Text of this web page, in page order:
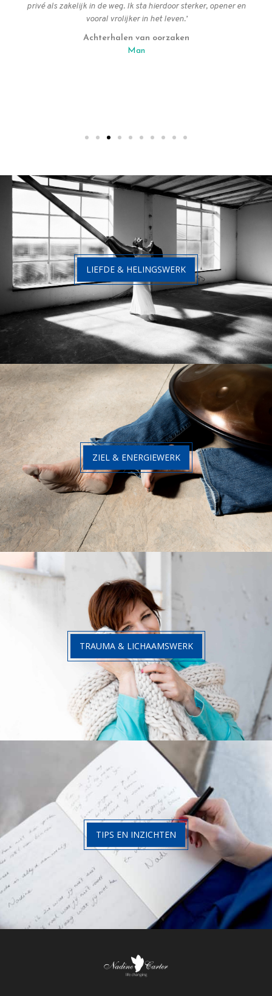
privé als zakelijk in de weg. Ik sta hierdoor sterker, opener en
vooral vrolijker in het leven.’
Achterhalen van oorzaken
Man
LIEFDE & HELINGSWERK
ZIEL & ENERGIEWERK
TRAUMA & LICHAAMSWERK
TIPS EN INZICHTEN